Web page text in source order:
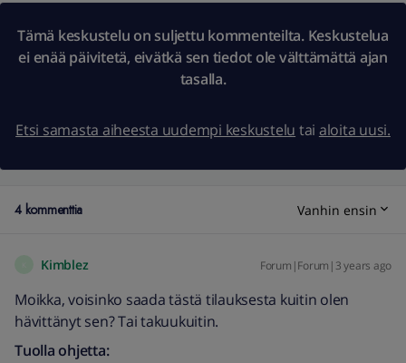
Tämä keskustelu on suljettu kommenteilta. Keskustelua
ei enää päivitetä, eivätkä sen tiedot ole välttämättä ajan
tasalla.
Etsi samasta aiheesta uudempi keskustelu tai aloita uusi.
4 kommenttia Vanhin ensin
Kimblez Forum|Forum|3 years ago
Moikka, voisinko saada tästä tilauksesta kuitin olen
hävittänyt sen? Tai takuukuitin.
Tuolla ohjetta: